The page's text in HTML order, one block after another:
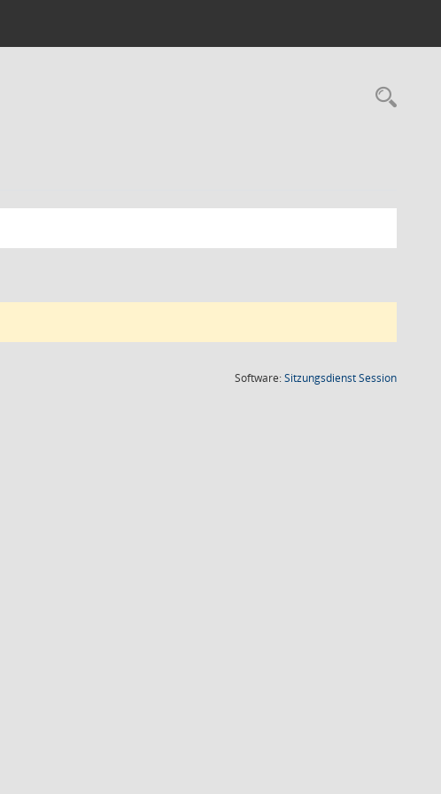
Software:SitzungsdienstSession(Wird in